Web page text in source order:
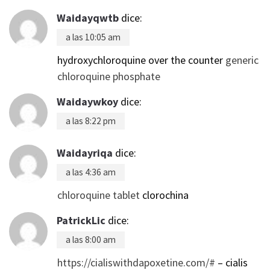
Waidayqwtb dice:
a las 10:05 am
hydroxychloroquine over the counter generic
chloroquine phosphate
Waidaywkoy dice:
a las 8:22 pm
Waidayriqa dice:
a las 4:36 am
chloroquine tablet clorochina
PatrickLic dice:
a las 8:00 am
https://cialiswithdapoxetine.com/# – cialis